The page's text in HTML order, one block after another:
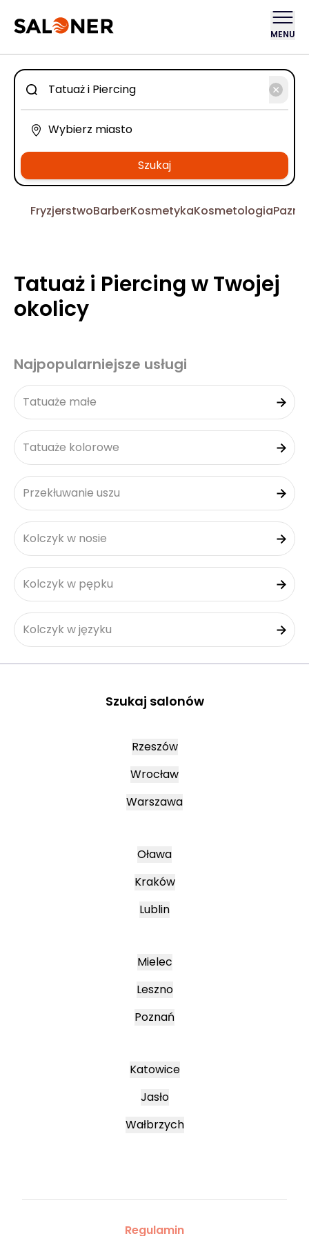
MENU
Szukaj
FryzjerstwoBarberKosmetykaKosmetologia
Tatuaż i Piercing w Twojej
okolicy
Najpopularniejsze usługi
Tatuaże małe
Tatuaże kolorowe
Przekłuwanie uszu
Kolczyk w nosie
Kolczyk w pępku
Kolczyk w języku
Szukaj salonów
Rzeszów
Wrocław
Warszawa
Oława
Kraków
Lublin
Mielec
Leszno
Poznań
Katowice
Jasło
Wałbrzych
Regulamin